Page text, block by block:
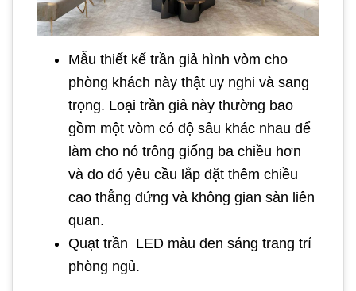
Mẫu thiết kế trần giả hình vòm cho
phòng khách này thật uy nghi và sang
trọng. Loại trần giả này thường bao
gồm một vòm có độ sâu khác nhau để
làm cho nó trông giống ba chiều hơn
và do đó yêu cầu lắp đặt thêm chiều
cao thẳng đứng và không gian sàn liên
quan.
Quạt trần LED màu đen sáng trang trí
phòng ngủ.